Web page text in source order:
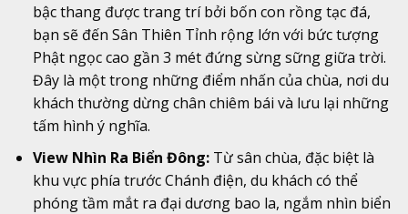
bậc thang được trang trí bởi bốn con rồng tạc đá,
bạn sẽ đến Sân Thiên Tỉnh rộng lớn với bức tượng
Phật ngọc cao gần 3 mét đứng sừng sững giữa trời.
Đây là một trong những điểm nhấn của chùa, nơi du
khách thường dừng chân chiêm bái và lưu lại những
tấm hình ý nghĩa.
View Nhìn Ra Biển Đông:Từ sân chùa, đặc biệt là
khu vực phía trước Chánh điện, du khách có thể
phóng tầm mắt ra đại dương bao la, ngắm nhìn biển